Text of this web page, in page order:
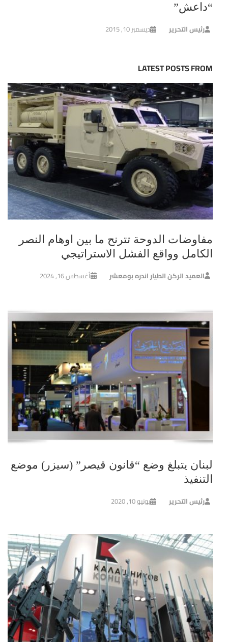
“داعش”
رئيس التحرير ديسمبر 10, 2015
LATEST POSTS FROM
مفاوضات الدوحة تترنح ما بين اوهام النصر
الكامل وواقع الفشل الاستراتيجي
العميد الركن الطيار اندره بومعشر أغسطس 16, 2024
لبنان يتبلغ وضع “قانون قيصر” (سيزر) موضع
التنفيذ
رئيس التحرير يونيو 10, 2020